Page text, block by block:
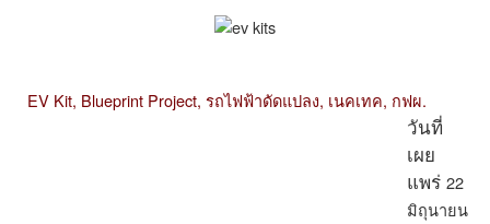
EV Kit, Blueprint Project, รถไฟฟ้าดัดแปลง, เนคเทค, กฟผ.
วันที่
เผย
แพร่ 22
มิถุนายน